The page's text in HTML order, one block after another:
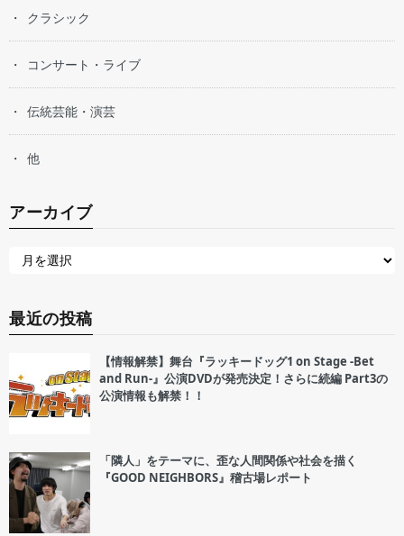
クラシック
コンサート・ライブ
伝統芸能・演芸
他
アーカイブ
最近の投稿
【情報解禁】舞台『ラッキードッグ1 on Stage -Bet
and Run-』公演DVDが発売決定！さらに続編 Part3の
公演情報も解禁！！
「隣人」をテーマに、歪な人間関係や社会を描く
『GOOD NEIGHBORS』稽古場レポート